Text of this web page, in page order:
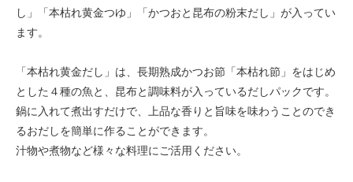
し」「本枯れ黄金つゆ」「かつおと昆布の粉末だし」が入ってい
ます。
「本枯れ黄金だし」は、長期熟成かつお節「本枯れ節」をはじめ
とした４種の魚と、昆布と調味料が入っているだしパックです。
鍋に入れて煮出すだけで、上品な香りと旨味を味わうことのでき
るおだしを簡単に作ることができます。
汁物や煮物など様々な料理にご活用ください。